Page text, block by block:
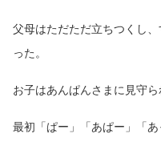
父母はただただ立ちつくし
った。
お子はあんぱんさまに見守
最初「ぱー」「あぱー」「